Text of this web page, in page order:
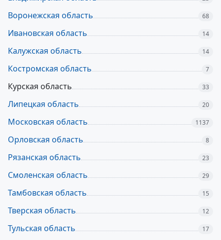
Воронежская область 68
Ивановская область 14
Калужская область 14
Костромская область 7
Курская область 33
Липецкая область 20
Московская область 1137
Орловская область 8
Рязанская область 23
Смоленская область 29
Тамбовская область 15
Тверская область 12
Тульская область 17